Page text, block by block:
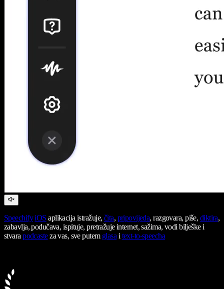
Speechify iOS aplikacija istražuje, čita, pripovijeda, razgovara, piše, diktira,
zabavlja, podučava, ispituje, pretražuje internet, sažima, vodi bilješke i
stvarapodcasteza vas, sve putem glasaitext-to-speecha